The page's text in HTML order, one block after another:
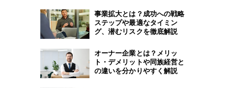
事業拡大とは？成功への戦略
ステップや最適なタイミン
グ、潜むリスクを徹底解説
オーナー企業とは？メリッ
ト・デメリットや同族経営と
の違いを分かりやすく解説